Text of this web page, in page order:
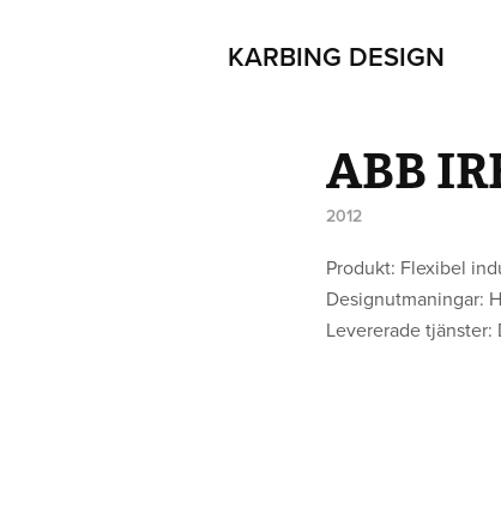
KARBING DESIGN
ABB
2012
Produkt: Flexibel
Designutmaningar:
Levererade